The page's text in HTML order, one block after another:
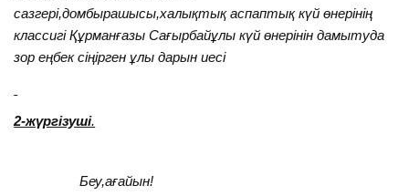
сазгері,домбырашысы,халықтық аспаптық күй өнерінің
классигі Құрманғазы Сағырбайұлы күй өнерінін дамытуда
зор еңбек сіңірген ұлы дарын иесі
2-жүргізуші.
Беу,ағайын!